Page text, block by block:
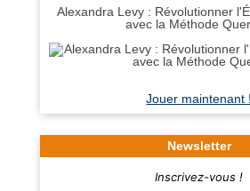
Alexandra Levy : Révolutionner
avec la Méthode
Jouer maintenant !
Newsletter
Inscrivez-vous !